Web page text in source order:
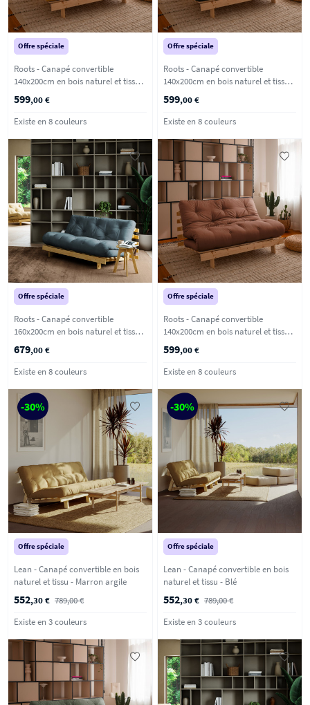
Offre spéciale
Roots - Canapé convertible
140x200cm en bois naturel et tissu -
Blé
599,00 €
Existe en 8 couleurs
Offre spéciale
Roots - Canapé convertible
140x200cm en bois naturel et tissu -
Bleu pétrole
599,00 €
Existe en 8 couleurs
Offre spéciale
Roots - Canapé convertible
160x200cm en bois naturel et tissu -
Bleu pétrole
679,00 €
Existe en 8 couleurs
Offre spéciale
Roots - Canapé convertible
140x200cm en bois naturel et tissu -
Marron argile
599,00 €
Existe en 8 couleurs
-30%
Offre spéciale
Lean - Canapé convertible en bois
naturel et tissu - Marron argile
552,30 € 789,00 €
Existe en 3 couleurs
-30%
Offre spéciale
Lean - Canapé convertible en bois
naturel et tissu - Blé
552,30 € 789,00 €
Existe en 3 couleurs